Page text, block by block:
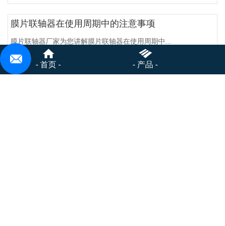
膜片联轴器在使用周期中的注意事项
膜片联轴器厂家为您讲解膜片联轴器在使用周期中...
膜片联轴器安装与维护的注意事项
- 首页 - - 产品 -